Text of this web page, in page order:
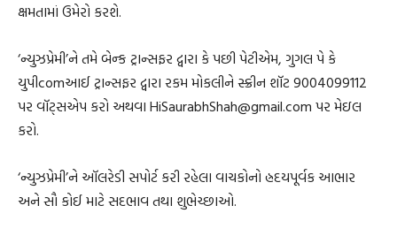
ક્ષમતામાં ઉમેરો કરશે.
‘ન્યુઝપ્રેમી’ને તમે બેન્ક ટ્રાન્સફર દ્વારા કે પછી પેટીએમ, ગુગલ પે કે
યુપીcomઆઈ ટ્રાન્સફર દ્વારા રકમ મોકલીને સ્ક્રીન શૉટ 9004099112
પર વૉટ્સએપ કરો અથવા HiSaurabhShah@gmail.com પર મેઇલ
કરો.
‘ન્યુઝપ્રેમી’ને ઑલરેડી સપોર્ટ કરી રહેલા વાચકોનો હ્રદયપૂર્વક આભાર
અને સૌ કોઈ માટે સદભાવ તથા શુભેચ્છાઓ.